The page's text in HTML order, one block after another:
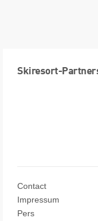
Skiresort-
Contact
Impressum
Pers